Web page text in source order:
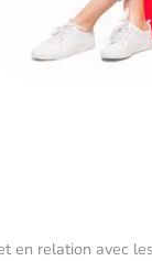
en relation avec